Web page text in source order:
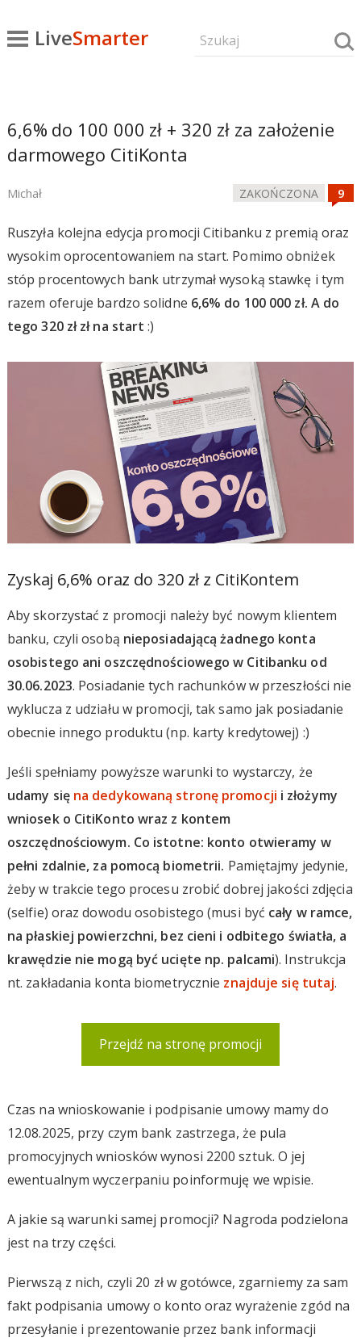
LiveSmarter
6,6% do 100 000 zł + 320 zł za założenie
darmowego CitiKonta
Michał ZAKOŃCZONA
Ruszyła kolejna edycja promocji Citibanku z premią oraz
wysokim oprocentowaniem na start. Pomimo obniżek
stóp procentowych bank utrzymał wysoką stawkę i tym
razem oferuje bardzo solidne 6,6% do 100 000 zł. A do
tego 320 zł zł na start :)
Zyskaj 6,6% oraz do 320 zł z CitiKontem
Aby skorzystać z promocji należy być nowym klientem
banku, czyli osobą nieposiadającą żadnego konta
osobistego ani oszczędnościowego w Citibanku od
30.06.2023. Posiadanie tych rachunków w przeszłości nie
wyklucza z udziału w promocji, tak samo jak posiadanie
obecnie innego produktu (np. karty kredytowej) :)
Jeśli spełniamy powyższe warunki to wystarczy, że
udamy się na dedykowaną stronę promocji i złożymy
wniosek o CitiKonto wraz z kontem
oszczędnościowym. Co istotne: konto otwieramy w
pełni zdalnie, za pomocą biometrii. Pamiętajmy jedynie,
żeby w trakcie tego procesu zrobić dobrej jakości zdjęcia
(selfie) oraz dowodu osobistego (musi być cały w ramce,
na płaskiej powierzchni, bez cieni i odbitego światła, a
krawędzie nie mogą być ucięte np. palcami). Instrukcja
nt. zakładania konta biometrycznie znajduje się tutaj.
Przejdź na stronę promocji
Czas na wnioskowanie i podpisanie umowy mamy do
12.08.2025, przy czym bank zastrzega, że pula
promocyjnych wniosków wynosi 2200 sztuk. O jej
ewentualnym wyczerpaniu poinformuję we wpisie.
A jakie są warunki samej promocji? Nagroda podzielona
jest na trzy części.
Pierwszą z nich, czyli 20 zł w gotówce, zgarniemy za sam
fakt podpisania umowy o konto oraz wyrażenie zgód na
przesyłanie i prezentowanie przez bank informacji